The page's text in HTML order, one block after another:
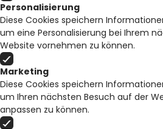
Personalisierung
Diese Cookies speichern
um eine Personalisierung bei Ihrem
Website vornehmen zu können.
Marketing
Diese Cookies speichern
um Ihren nächsten Besuch auf der
anpassen zu können.